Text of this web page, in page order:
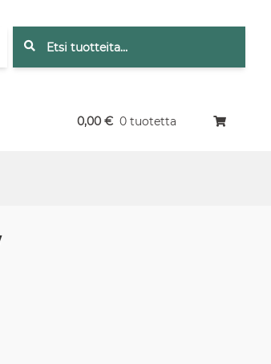
0,00 € 0 tuotetta